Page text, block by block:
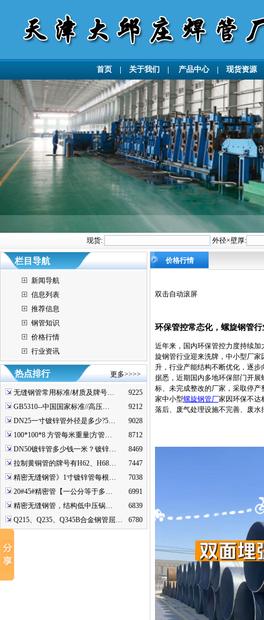
首页| 关于我们 | 产品中心| 现货资源
现货: 外径×壁厚:
栏目导航
新闻导航
信息列表
推荐信息
钢管知识
价格行情
行业资讯
热点排行 更多>>>>
无缝钢管常用标准/材质及牌号…
9225
GB5310--中国国家标准//高压…
9212
DN25一寸镀锌管外径是多少?5…
9028
100*100*8 方管每米重量|方管…
8712
DN50镀锌管多少钱一米？镀锌…
8469
拉制黄铜管的牌号有H62、H68…
7447
精密无缝钢管》1寸镀锌管每根…
7038
20#45#精密管【一公分等于多…
6991
精密无缝钢管，结构低中压锅…
6839
Q215、Q235、Q345B合金钢管屈…
6780
价格行情
双击自动滚屏
环保管控常态化，螺旋钢管
近年来，国内环保管控力度持续
旋钢管行业迎来洗牌，中小型厂
升，行业产能结构不断优化，逐
据悉，近期国内多地环保部门开
标、未完成整改的厂家，采取停
家中小型螺旋钢管厂家因环保不达
落后、废气处理设施不完善、废